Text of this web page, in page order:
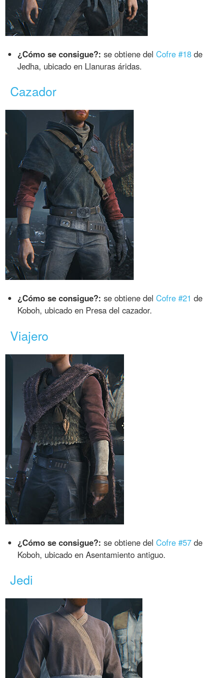
¿Cómo se consigue?: se obtiene delCofre #18 de
Jedha, ubicado en Llanuras áridas.
Cazador
¿Cómo se consigue?: se obtiene delCofre #21 de
Koboh, ubicado en Presa del cazador.
Viajero
¿Cómo se consigue?: se obtiene delCofre #57 de
Koboh, ubicado en Asentamiento antiguo.
Jedi